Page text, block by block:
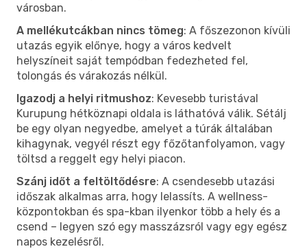
városban.
A mellékutcákban nincs tömeg: A főszezonon kívüli
utazás egyik előnye, hogy a város kedvelt
helyszíneit saját tempódban fedezheted fel,
tolongás és várakozás nélkül.
Igazodj a helyi ritmushoz: Kevesebb turistával
Kurupung hétköznapi oldala is láthatóvá válik. Sétálj
be egy olyan negyedbe, amelyet a túrák általában
kihagynak, vegyél részt egy főzőtanfolyamon, vagy
töltsd a reggelt egy helyi piacon.
Szánj időt a feltöltődésre: A csendesebb utazási
időszak alkalmas arra, hogy lelassíts. A wellness-
központokban és spa-kban ilyenkor több a hely és a
csend – legyen szó egy masszázsról vagy egy egész
napos kezelésről.